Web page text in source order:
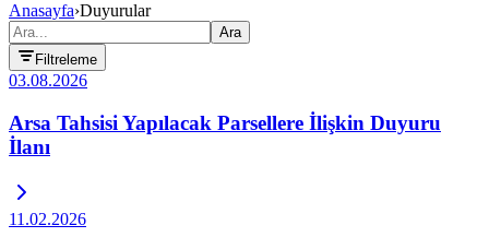
Anasayfa›Duyurular
Ara
Filtreleme
03.08.2026
Arsa Tahsisi Yapılacak Parsellere İlişkin Duyuru
İlanı
11.02.2026